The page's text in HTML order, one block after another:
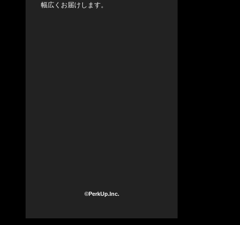
幅広くお届けします。
©PerkUp.Inc.